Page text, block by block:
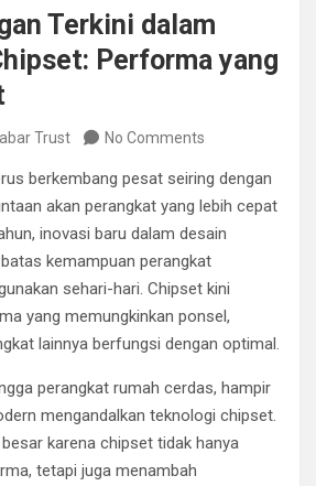
Terkini dalam
Performa yang
Trust No Comments
berkembang pesat seiring dengan
akan perangkat yang lebih cepat
inovasi baru dalam desain
kemampuan perangkat
sehari-hari. Chipset kini
yang memungkinkan ponsel,
lainnya berfungsi dengan optimal.
perangkat rumah cerdas, hampir
mengandalkan teknologi chipset.
karena chipset tidak hanya
tetapi juga menambah